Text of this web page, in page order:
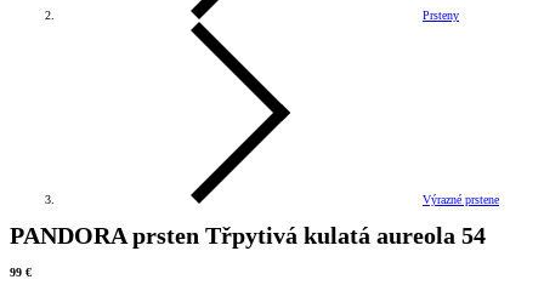
Prsteny
Výrazné prstene
PANDORA prsten Třpytivá kulatá aureola 54
99 €